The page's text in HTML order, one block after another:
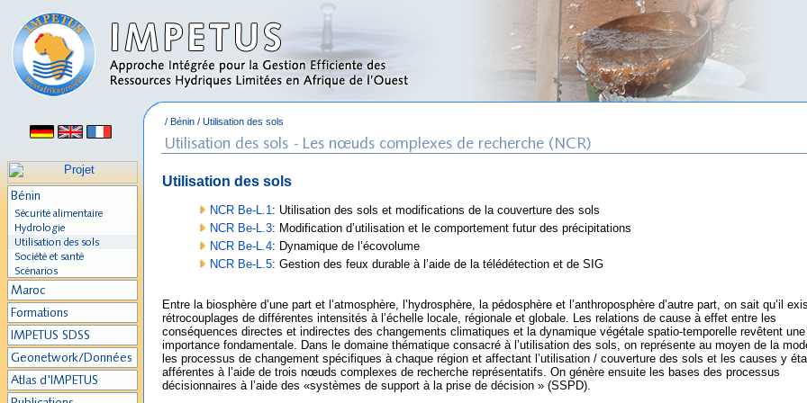
/ Bénin / Utilisation des sols
Utilisation des sols
NCR Be-L.1: Utilisation des sols et modifications de la couverture des sols
NCR Be-L.3: Modification d’utilisation et le comportement futur des précipitations
NCR Be-L.4: Dynamique de l’écovolume
NCR Be-L.5: Gestion des feux durable à l’aide de la télédétection et de SIG
Entre la biosphère d’une part et l’atmosphère, l’hydrosphère, la pédosphère et l’anthroposphère d’autre part, on sait qu’il
rétrocouplages de différentes intensités à l’échelle locale, régionale et globale. Les relations de cause à effet entre les
conséquences directes et indirectes des changements climatiques et la dynamique végétale spatio-temporelle revêtent une
importance fondamentale. Dans le domaine thématique consacré à l’utilisation des sols, on représente au moyen de la
les processus de changement spécifiques à chaque région et affectant l’utilisation / couverture des sols et les causes y
afférentes à l’aide de trois nœuds complexes de recherche représentatifs. On génère ensuite les bases des processus
décisionnaires à l’aide des «systèmes de support à la prise de décision » (SSPD).